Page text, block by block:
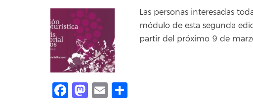
Las personas interesadas
módulo de esta segunda
partir del próximo 9 de
Facebook
Mastodon
Email